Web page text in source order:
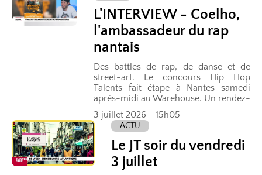
L'INTERVIEW - Coelho,
l'ambassadeur du rap
nantais
Des battles de rap, de danse et de
street-art. Le concours Hip Hop
Talents fait étape à Nantes samedi
après-midi au Warehouse. Un rendez-
vous pour les talents émergents avec à
la clé la...
3 juillet 2026 - 15h05
ACTU
Le JT soir du vendredi
3 juillet